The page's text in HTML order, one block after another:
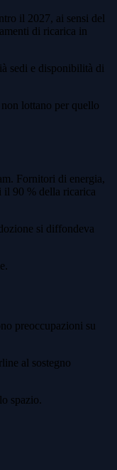
il 2027, ai sensi del
di ricarica in
sedi e disponibilità di
lottano per quello
Fornitori di energia,
il 90 % della ricarica
si diffondeva
preoccupazioni su
al sostegno
spazio.